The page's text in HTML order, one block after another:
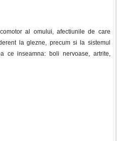
al omului, afectiunile de care
la glezne, precum si la sistemul
ce inseamna: boli nervoase, artrite,